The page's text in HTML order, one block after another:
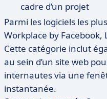
cadre d’un projet
Parmi les logiciels les
Workplace by Facebook,
Cette catégorie inclut
au sein d’un site web
internautes via une
instantanée.